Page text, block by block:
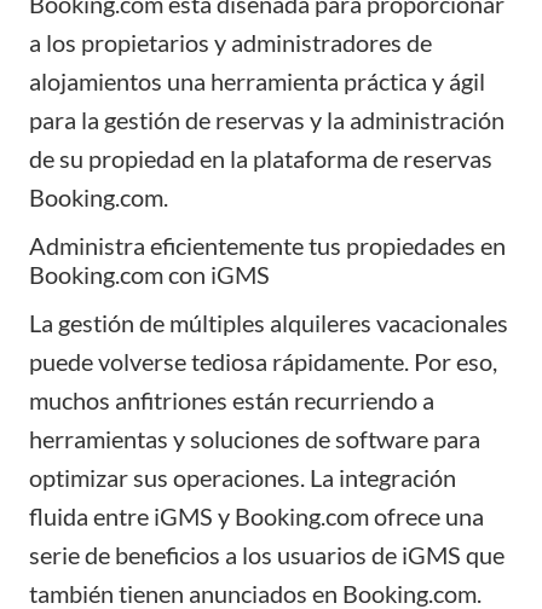
a los propietarios y administradores de
alojamientos una herramienta práctica y ágil
para la gestión de reservas y la administración
de su propiedad en la plataforma de reservas
Booking.com.
Administra eficientemente tus propiedades en
Booking.com con iGMS
La gestión de múltiples alquileres vacacionales
puede volverse tediosa rápidamente. Por eso,
muchos anfitriones están recurriendo a
herramientas y soluciones de software para
optimizar sus operaciones. La integración
fluida entre iGMS y Booking.comofrece una
serie de beneficios a los usuarios de iGMS que
también tienen anunciados en Booking.com